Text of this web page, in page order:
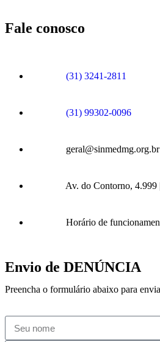
Fale conosco
(31) 3241-2811
(31) 99302-0096
geral@sinmedmg.org.br
Av. do Contorno,
Horário de
Envio de DENÚNCIA
Preencha o formulário abaixo para